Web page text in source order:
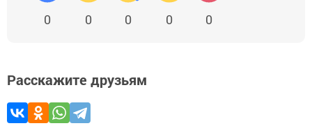
0 0 0 0 0
Расскажите друзьям